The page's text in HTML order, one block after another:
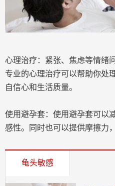
心理治疗：紧张、焦虑等情绪
专业的心理治疗可以帮助你处
自信心和生活质量。
使用避孕套：使用避孕套可以
感性。同时也可以提供摩擦力
龟头敏感